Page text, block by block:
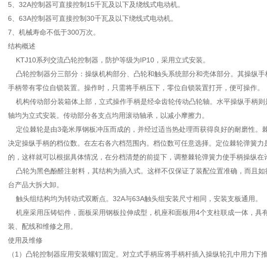
5、32A控制器可直接控制15千瓦及以下及绕线式电动机。
6、63A控制器可直接控制30千瓦及以下绕线式电动机。
7、机械寿命不低于300万次。
结构概述
KTJ10系列交流凸轮控制器，防护等级为IP10，采用立式安装。
凸轮控制器分三部分：操纵机构部分、凸轮和触头系统部分和壳体部分。其操纵
手柄带有零位自锁装置。操作时，只需将手柄压下，零位自锁装置打开，便可操作。
机构传动部分装箱体上部，立式操作手柄是经伞齿轮传动凸轮轴。水平操纵手柄
轴均为立式安装。传动部分各支点均用滚动轴承，以减小摩擦力。
定位棘轮是由3毫米厚钢板冲压而成的，并经过适当热处理而获得良好的耐磨性。
决定操纵手柄的档位数。在左右各六档范围内。档位数可任意选择。定位棘轮弹簧力
的，这样就可以根据具体情况，在分档清楚的前提下，调整棘轮弹簧力使手柄操纵在
凸轮为黑色酚醛注射料，其结构为插入式。这样不仅保证了装配位置准确，而且
台产品大拆大卸。
触头组结构均为转动式双断点。32A与63A触头组安装尺寸相同，安装支板通用。
机座采用压铸铝件，面板采用钢板拉伸成型，机座和面板用4个支柱联成一体，具
装、配线和维修之用。
使用及维修
（1）凸轮控制器应用安装螺钉固定。对立式手柄应将手柄杆插入操纵轮孔中用力下